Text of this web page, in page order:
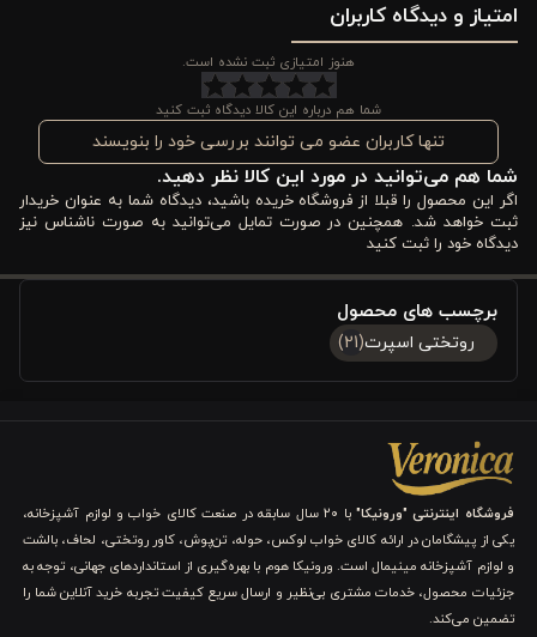
ترکیب رنگ خاص آن باعث می‌شود فضای اتاق خواب آرامش‌بخش‌تر و
دلنشین‌تر شود و حس تازگی و انرژی مثبت را منتقل کند.
مقاوم از دیگر ویژگی‌های این روتختی است که آن را به انتخابی
اقتصادی و کاربردی برای خانواده‌ها تبدیل کرده است. اگر به دنبال خرید
روتختی دو نفره پنبه‌دوزی ورونیکا هستید، این محصول تمام انتظارات
مناسب‌ترین سلیقه‌ها برای روتختی سبز ورونیکا کدام‌اند؟
برای کسانی که به خواب آرام اهمیت می‌دهند: این روتختی با پارچه
۱۰۰٪ پنبه تولید شده و به دلیل تنفس‌پذیری بالا، از تعریق و ایجاد
رطوبت جلوگیری می‌کند. همین ویژگی باعث می‌شود خوابی عمیق، آرام
و باکیفیت را تجربه کنید.
برای علاقه‌مندان به رنگ‌های آرامش‌بخش و طبیعی: رنگ سبز صدری
این محصول، یادآور طبیعت و سرسبزی است و به اتاق خواب شما حس
آرامش و انرژی مثبت می‌بخشد. انتخابی ایده‌آل برای افرادی که به
امتیاز و دیدگاه کاربران
هنوز امتیازی ثبت نشده است.
شما هم درباره این کالا دیدگاه ثبت کنید
تنها کاربران عضو می توانند بررسی خود را بنویسند
شما هم می‌توانید در مورد این کالا نظر دهید.
اگر این محصول را قبلا از فروشگاه خریده باشید، دیدگاه شما به عنوان خریدار
ثبت خواهد شد. همچنین در صورت تمایل می‌توانید به صورت ناشناس نیز
دیدگاه خود را ثبت کنید
برچسب های محصول
روتختی اسپرت(21)
فروشگاه اینترنتی "ورونیکا"
با ۲۰ سال سابقه در صنعت کالای خواب و لوازم آشپزخانه،
یکی از پیشگامان در ارائه کالای خواب لوکس، حوله، تن‌پوش، کاور روتختی، لحاف، بالشت
و لوازم آشپزخانه مینیمال است. ورونیکا هوم با بهره‌گیری از استانداردهای جهانی، توجه به
جزئیات محصول، خدمات مشتری بی‌نظیر و ارسال سریع کیفیت تجربه خرید آنلاین شما را
تضمین می‌کند.